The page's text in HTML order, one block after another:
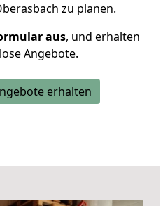
zu planen.
aus, und erhalten
Angebote.
erhalten